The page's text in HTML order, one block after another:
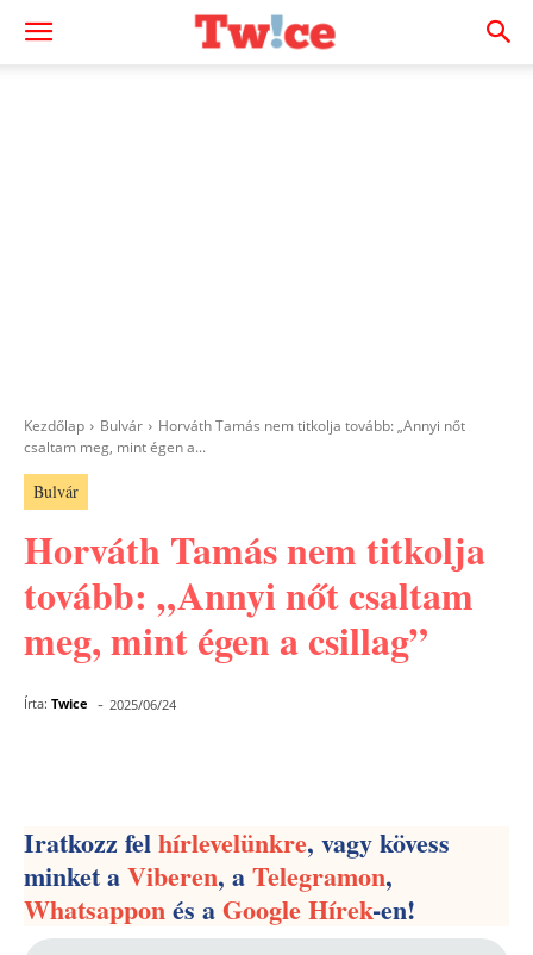
Kezdőlap Bulvár
Horváth Tamás nem titkolja tovább: „Annyi nőt
csaltam meg, mint égen a...
Bulvár
Horváth Tamás nem titkolja
tovább: „Annyi nőt csaltam
meg, mint égen a csillag”
Írta: Twice - 2025/06/24
Iratkozz felhírlevelünkre, vagy kövess
minket aViberen, aTelegramon,
Whatsapponés aGoogle Hírek-en!